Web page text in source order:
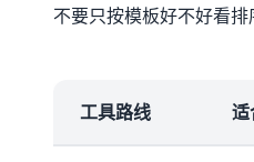
不要只按模板好不好看排
工具路线 适